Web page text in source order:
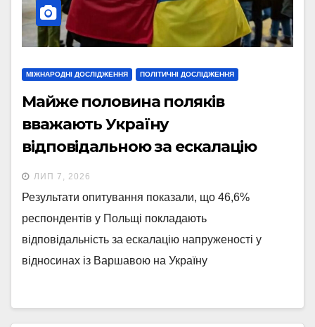
МІЖНАРОДНІ ДОСЛІДЖЕННЯ ПОЛІТИЧНІ ДОСЛІДЖЕННЯ
Майже половина поляків
вважають Україну
відповідальною за ескалацію
конфлікту з Польщею, –
опитування
ЛИП 7, 2026
Результати опитування показали, що 46,6%
респондентів у Польщі покладають
відповідальність за ескалацію напруженості у
відносинах із Варшавою на Україну